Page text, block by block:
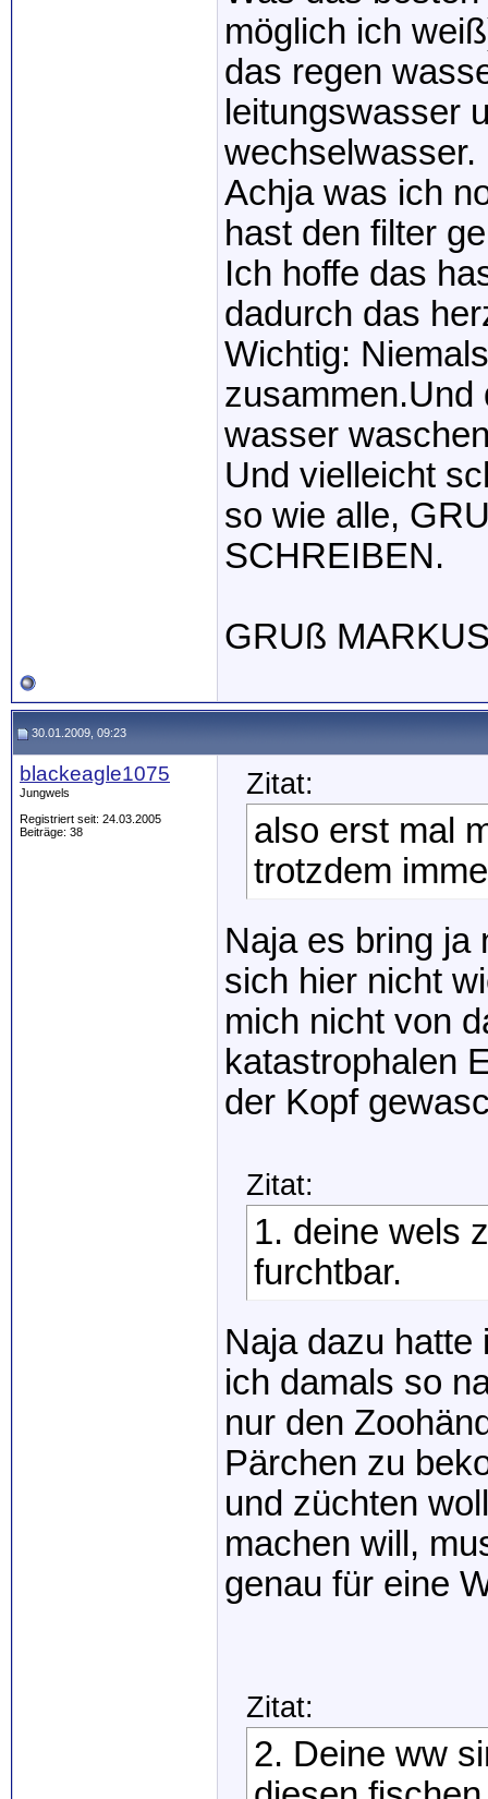
möglich ich
das regen
leitungswasser
wechselwasser.
Achja was ich
hast den filter
Ich hoffe das
dadurch das
Wichtig:
zusammen.Und
wasser
Und vielleicht
so wie alle,
SCHREIBEN.
GRUß
30.01.2009, 09:23
blackeagle1075
Jungwels
Registriert seit: 24.03.2005
Beiträge: 38
Zitat:
also erst mal
trotzdem
Naja es bring ja
sich hier nicht
mich nicht von
katastrophalen
der Kopf
Zitat:
1. deine wels
furchtbar.
Naja dazu hatte
ich damals so
nur den
Pärchen zu
und züchten
machen will,
genau für eine
Zitat:
2. Deine ww